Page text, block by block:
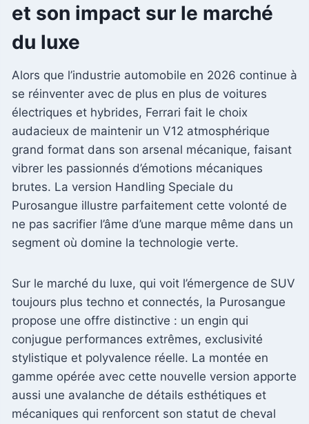
et son impact sur le marché
du luxe
Alors que l’industrie automobile en 2026 continue à
se réinventer avec de plus en plus de voitures
électriques et hybrides, Ferrari fait le choix
audacieux de maintenir un V12 atmosphérique
grand format dans son arsenal mécanique, faisant
vibrer les passionnés d’émotions mécaniques
brutes. La version Handling Speciale du
Purosangue illustre parfaitement cette volonté de
ne pas sacrifier l’âme d’une marque même dans un
segment où domine la technologie verte.
Sur le marché du luxe, qui voit l’émergence de SUV
toujours plus techno et connectés, la Purosangue
propose une offre distinctive : un engin qui
conjugue performances extrêmes, exclusivité
stylistique et polyvalence réelle. La montée en
gamme opérée avec cette nouvelle version apporte
aussi une avalanche de détails esthétiques et
mécaniques qui renforcent son statut de cheval